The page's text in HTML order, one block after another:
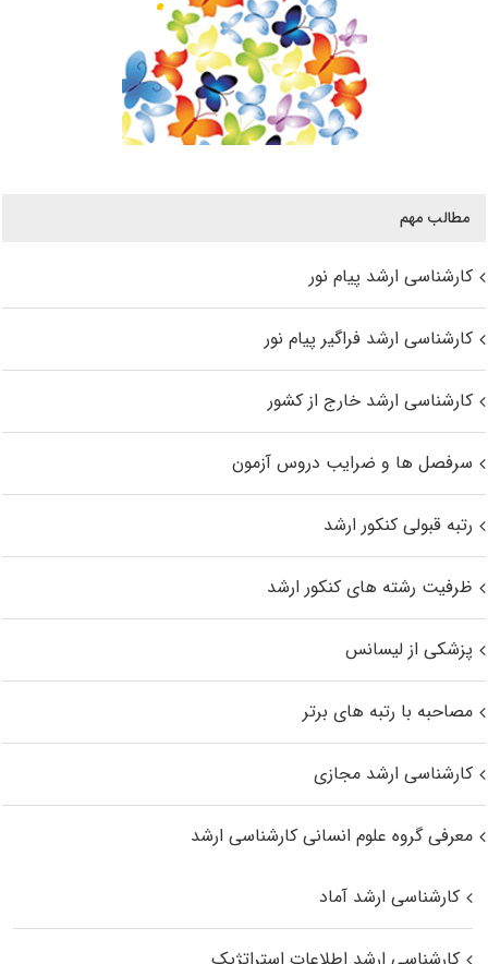
مطالب مهم
کارشناسی ارشد پیام نور
کارشناسی ارشد فراگیر پیام نور
کارشناسی ارشد خارج از کشور
سرفصل ها و ضرایب دروس آزمون
رتبه قبولی کنکور ارشد
ظرفیت رشته های کنکور ارشد
پزشکی از لیسانس
مصاحبه با رتبه های برتر
کارشناسی ارشد مجازی
معرفی گروه علوم انسانی کارشناسی ارشد
کارشناسی ارشد آماد